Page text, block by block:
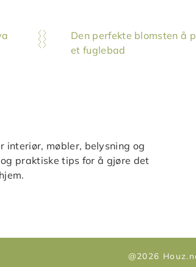
Den perfekte blomsten å
et fuglebad
interiør, møbler, belysning og
praktiske tips for å gjøre det
@2026